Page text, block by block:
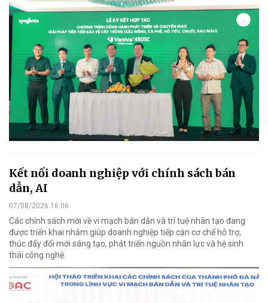
Kết nối doanh nghiệp với chính sách bán
dẫn, AI
07/08/2026 16:06
Các chính sách mới về vi mạch bán dẫn và trí tuệ nhân tạo đang
được triển khai nhằm giúp doanh nghiệp tiếp cận cơ chế hỗ trợ,
thúc đẩy đổi mới sáng tạo, phát triển nguồn nhân lực và hệ sinh
thái công nghệ.